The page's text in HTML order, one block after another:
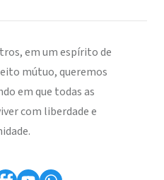
em um espírito de
mútuo, queremos
em que todas as
com liberdade e